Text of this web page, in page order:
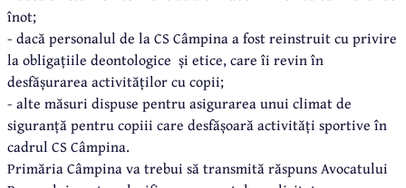
înot;
- dacă personalul de la CS Câmpina a fost reinstruit cu privire
la obligațiile deontologice și etice, care îi revin în
desfășurarea activităților cu copii;
- alte măsuri dispuse pentru asigurarea unui climat de
siguranță pentru copiii care desfășoară activități sportive în
cadrul CS Câmpina.
Primăria Câmpina va trebui să transmită răspuns Avocatului